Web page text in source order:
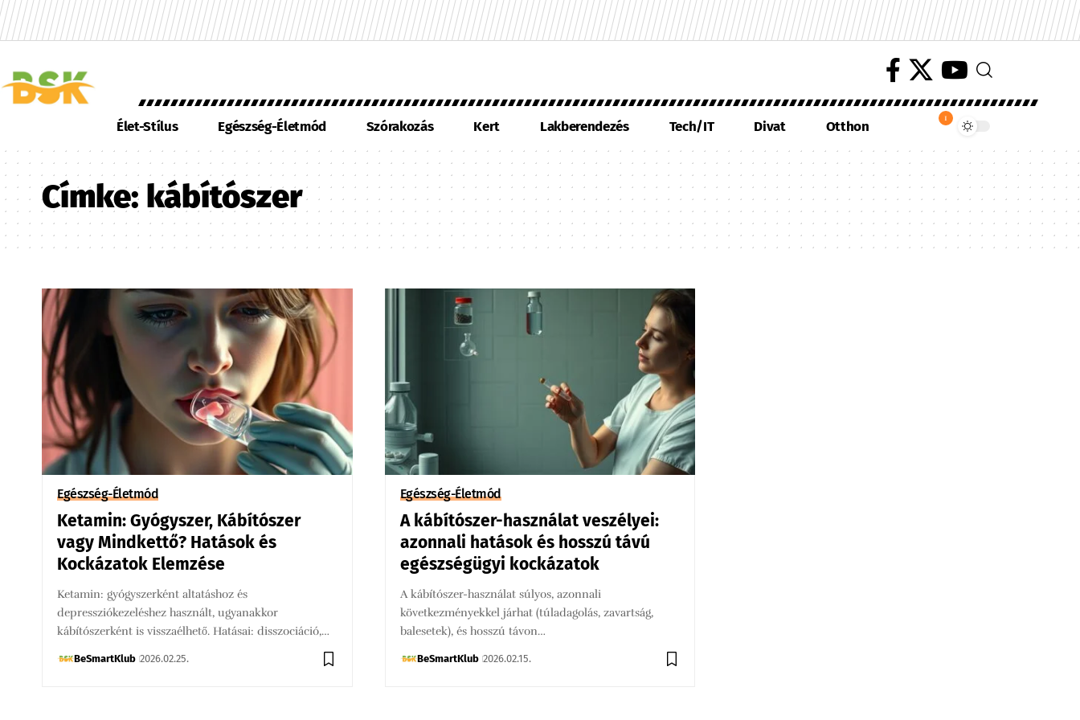
Élet-Stílus Egészség-Életmód Szórakozás Kert Lakberendezés Tech/IT Divat Otthon 1
Címke: kábítószer
Egészség-Életmód
Ketamin: Gyógyszer, Kábítószer
vagy Mindkettő? Hatások és
Kockázatok Elemzése
Ketamin: gyógyszerként altatáshoz és
depressziókezeléshez használt, ugyanakkor
kábítószerként is visszaélhető. Hatásai: disszociáció,…
BeSmartKlub 2026.02.25.
Egészség-Életmód
A kábítószer-használat veszélyei:
azonnali hatások és hosszú távú
egészségügyi kockázatok
A kábítószer-használat súlyos, azonnali
következményekkel járhat (túladagolás, zavartság,
balesetek), és hosszú távon…
BeSmartKlub 2026.02.15.